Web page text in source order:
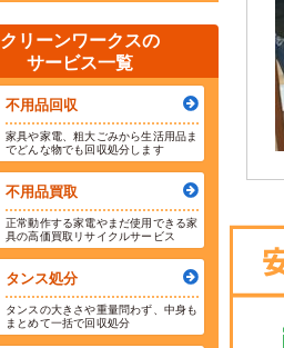
クリーンワークスの
サービス一覧
不用品回収
家具や家電、粗大ごみから生活用品ま
でどんな物でも回収処分します
不用品買取
正常動作する家電やまだ使用できる家
具の高価買取リサイクルサービス
タンス処分
タンスの大きさや重量問わず、中身も
まとめて一括で回収処分